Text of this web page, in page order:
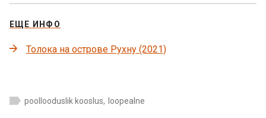
ЕЩЕ ИНФО
Толока на острове Рухну (2021)
poollooduslik kooslus, loopealne